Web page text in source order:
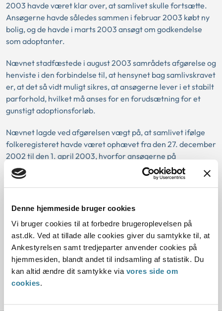
Denne hjemmeside bruger cookies
Vi bruger cookies til at forbedre brugeroplevelsen på
ast.dk. Ved at tillade alle cookies giver du samtykke til, at
Ankestyrelsen samt tredjeparter anvender cookies på
hjemmesiden, blandt andet til indsamling af statistik. Du
kan altid ændre dit samtykke via vores side om
cookies.
2003 havde været klar over, at samlivet skulle fortsætte.
Ansøgerne havde således sammen i februar 2003 købt ny
bolig, og de havde i marts 2003 ansøgt om godkendelse
som adoptanter.
Nævnet stadfæstede i august 2003 samrådets afgørelse og
henviste i den forbindelse til, at hensynet bag samlivskravet
er, at det så vidt muligt sikres, at ansøgerne lever i et stabilt
parforhold, hvilket må anses for en forudsætning for et
gunstigt adoptionsforløb.
Nævnet lagde ved afgørelsen vægt på, at samlivet ifølge
folkeregisteret havde været ophævet fra den 27. december
2002 til den 1. april 2003, hvorfor ansøgerne på
tidspunktet for indgivelse af ansøgningen om godkendelse
som adoptanter formelt havde ophævet samlivet. Man
de havde haft brug for en pause i parforholdet, hvilket var
baggrunden for, at ansøgeren i en kortere periode havde
fraflyttet den fælles bopæl.
Nævnet fandt herefter ikke, at ansøgernes parforhold på
tidspunktet for samrådets afgørelse kunne antages at have
en sådan stabilitet, at hensynet bag samlivskravet kunne
anses for at være tilgodeset.